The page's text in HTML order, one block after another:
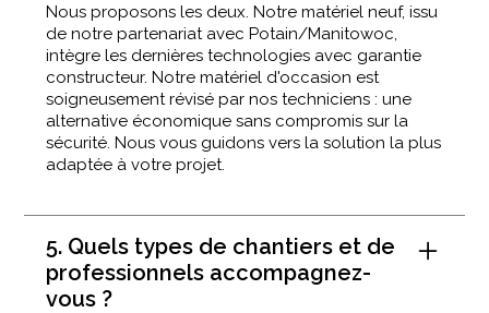
Nous proposons les deux. Notre matériel neuf, issu
de notre partenariat avec Potain/Manitowoc,
intègre les dernières technologies avec garantie
constructeur. Notre matériel d'occasion est
soigneusement révisé par nos techniciens : une
alternative économique sans compromis sur la
sécurité. Nous vous guidons vers la solution la plus
adaptée à votre projet.
5. Quels types de chantiers et de
professionnels accompagnez-
vous ?